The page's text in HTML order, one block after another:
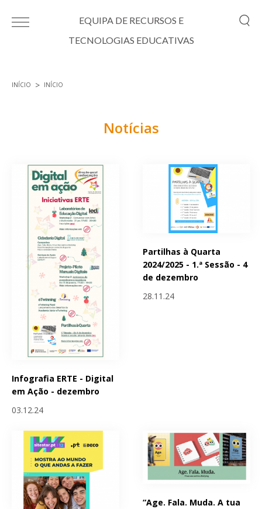
EQUIPA DE RECURSOS E
TECNOLOGIAS EDUCATIVAS
INÍCIO INÍCIO
Notícias
Infografia ERTE - Digital
em Ação - dezembro
03.12.24
Partilhas à Quarta
2024/2025 - 1.ª Sessão - 4
de dezembro
28.11.24
“Age. Fala. Muda. A tua
Páginas